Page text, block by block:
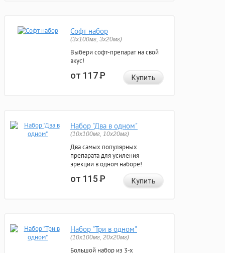
Софт набор
(3x100мг, 3x20мг)
Выбери софт-препарат на свой
вкус!
от 117Р Купить
Набор "Два в одном"
(10x100мг, 10x20мг)
Два самых популярных
препарата для усиления
эрекции в одном наборе!
от 115Р Купить
Набор "Три в одном"
(10x100мг, 20x20мг)
Большой набор из 3-х